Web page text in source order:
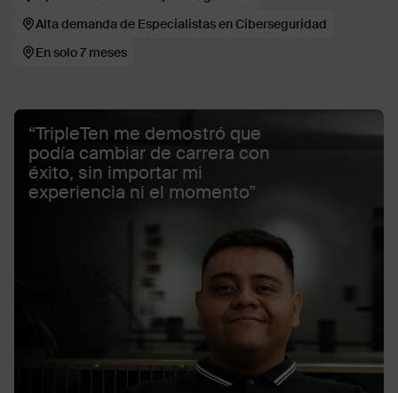
Alta demanda de Especialistas en Ciberseguridad
En solo 7 meses
“TripleTen me demostró que
podía cambiar de carrera con
éxito, sin importar mi
experiencia ni el momento”